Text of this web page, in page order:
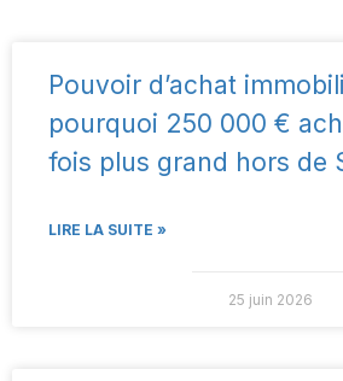
Pouvoir d’achat
pourquoi 250 000 €
fois plus grand hors de
LIRE LA SUITE »
25 juin 2026